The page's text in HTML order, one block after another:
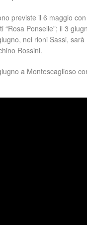
previste il 6 maggio
“Rosa Ponselle”; il 3
nei rioni Sassi,
Rossini.
a Montescaglioso